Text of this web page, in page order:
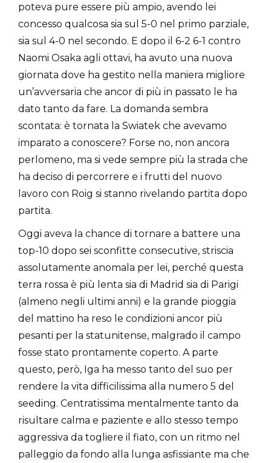
poteva pure essere più ampio, avendo lei
concesso qualcosa sia sul 5-0 nel primo parziale,
sia sul 4-0 nel secondo. E dopo il 6-2 6-1 contro
Naomi Osaka agli ottavi, ha avuto una nuova
giornata dove ha gestito nella maniera migliore
un’avversaria che ancor di più in passato le ha
dato tanto da fare. La domanda sembra
scontata: è tornata la Swiatek che avevamo
imparato a conoscere? Forse no, non ancora
perlomeno, ma si vede sempre più la strada che
ha deciso di percorrere e i frutti del nuovo
lavoro con Roig si stanno rivelando partita dopo
partita.
Oggi aveva la chance di tornare a battere una
top-10 dopo sei sconfitte consecutive, striscia
assolutamente anomala per lei, perché questa
terra rossa è più lenta sia di Madrid sia di Parigi
(almeno negli ultimi anni) e la grande pioggia
del mattino ha reso le condizioni ancor più
pesanti per la statunitense, malgrado il campo
fosse stato prontamente coperto. A parte
questo, però, Iga ha messo tanto del suo per
rendere la vita difficilissima alla numero 5 del
seeding. Centratissima mentalmente tanto da
risultare calma e paziente e allo stesso tempo
aggressiva da togliere il fiato, con un ritmo nel
palleggio da fondo alla lunga asfissiante ma che